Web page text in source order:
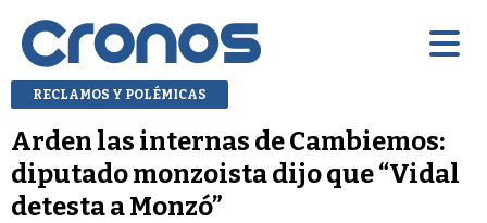
RECLAMOS Y POLÉMICAS
Arden las internas de Cambiemos:
diputado monzoista dijo que “Vidal
detesta a Monzó”